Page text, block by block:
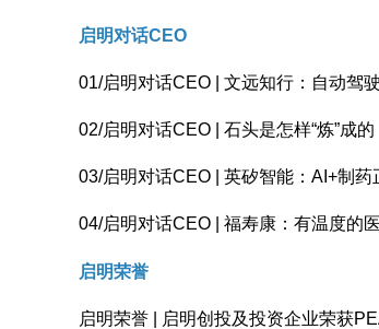
启明对话CEO
01/启明对话CEO | 文远知行：自动驾
02/启明对话CEO | 石头是怎样“炼”成的
03/启明对话CEO | 英矽智能：AI+制药
04/启明对话CEO | 福寿康：有温度的
启明荣誉
启明荣誉 | 启明创投及投资企业荣获